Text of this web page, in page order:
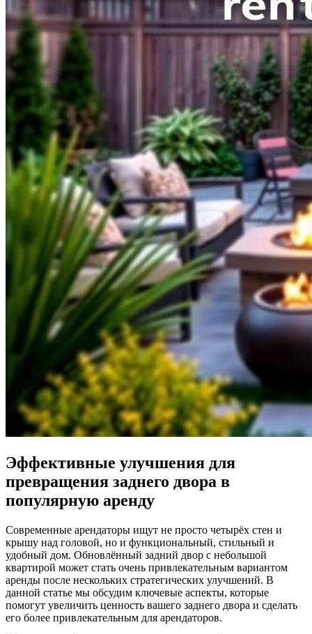
Эффективные улучшения для
превращения заднего двора в
популярную аренду
Современные арендаторы ищут не просто четырёх стен и
крышу над головой, но и функциональный, стильный и
удобный дом. Обновлённый задний двор с небольшой
квартирой может стать очень привлекательным вариантом
аренды после нескольких стратегических улучшений. В
данной статье мы обсудим ключевые аспекты, которые
помогут увеличить ценность вашего заднего двора и сделать
его более привлекательным для арендаторов.